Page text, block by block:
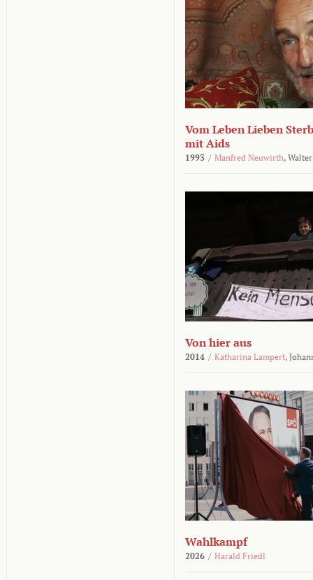
Vom Leben Lieben
mit Aids
1993 / Manfred Neuwirth,
Von hier aus
2014 / Katharina Lampert,
Wahlkampf
2026 / Harald Friedl